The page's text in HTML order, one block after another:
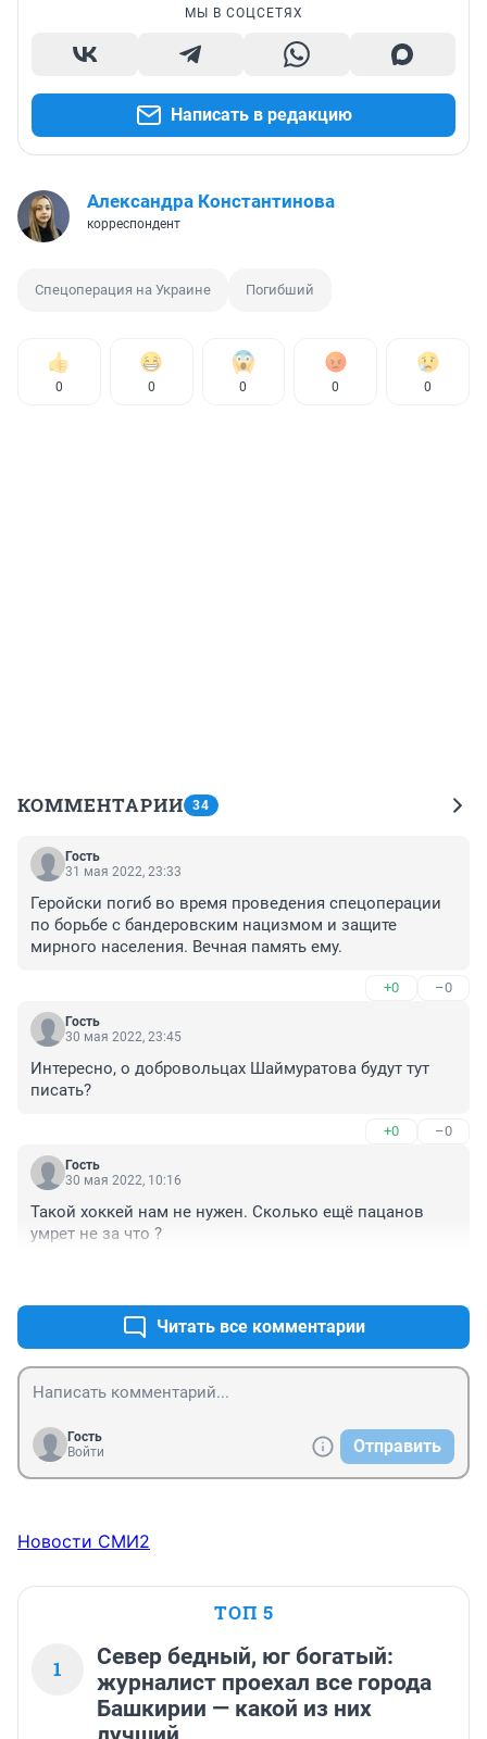
МЫ В СОЦСЕТЯХ
Написать в редакцию
Александра Константинова
корреспондент
Спецоперация на Украине Погибший
0 0 0 0 0
КОММЕНТАРИИ 34
Гость
31 мая 2022, 23:33
Геройски погиб во время проведения спецоперации
по борьбе с бандеровским нацизмом и защите
мирного населения. Вечная память ему.
+0 –0
Гость
30 мая 2022, 23:45
Интересно, о добровольцах Шаймуратова будут тут
писать?
+0 –0
Гость
30 мая 2022, 10:16
Такой хоккей нам не нужен. Сколько ещё пацанов
умрет не за что ?
Читать все комментарии
Гость
Войти
Отправить
Новости СМИ2
ТОП 5
1
Север бедный, юг богатый:
журналист проехал все города
Башкирии — какой из них